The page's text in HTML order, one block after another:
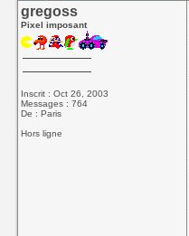
gregoss
Pixel imposant
Inscrit : Oct 26, 2003
Messages : 764
De : Paris
Hors ligne